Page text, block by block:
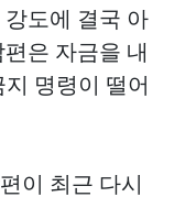
도에 결국 아
은 자금을 내
명령이 떨어
이 최근 다시